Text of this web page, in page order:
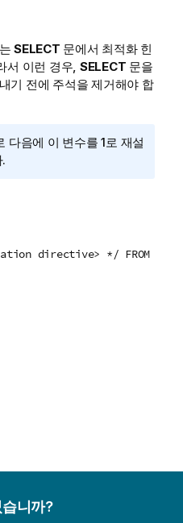
SELECT 문에서 최적화 힌
서 이런 경우, SELECT 문을
기 전에 주석을 제거해야 합
다음에 이 변수를 1로 재설
directive> */ FROM
니까?